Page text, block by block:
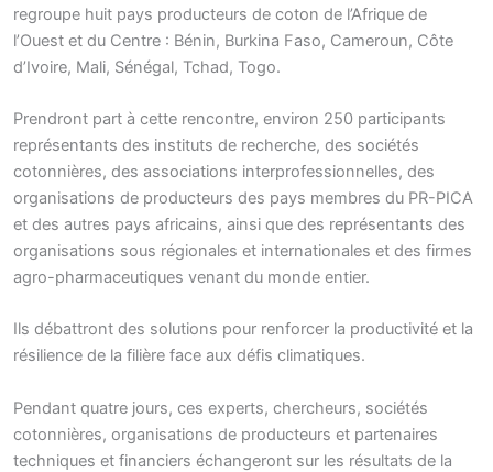
regroupe huit pays producteurs de coton de l’Afrique de
l’Ouest et du Centre : Bénin, Burkina Faso, Cameroun, Côte
d’Ivoire, Mali, Sénégal, Tchad, Togo.
Prendront part à cette rencontre, environ 250 participants
représentants des instituts de recherche, des sociétés
cotonnières, des associations interprofessionnelles, des
organisations de producteurs des pays membres du PR-PICA
et des autres pays africains, ainsi que des représentants des
organisations sous régionales et internationales et des firmes
agro-pharmaceutiques venant du monde entier.
Ils débattront des solutions pour renforcer la productivité et la
résilience de la filière face aux défis climatiques.
Pendant quatre jours, ces experts, chercheurs, sociétés
cotonnières, organisations de producteurs et partenaires
techniques et financiers échangeront sur les résultats de la